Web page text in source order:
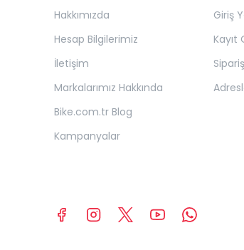
Hakkımızda
Hesap Bilgilerimiz
İletişim
Markalarımız Hakkında
Bike.com.tr Blog
Kampanyalar
Giriş
Kayıt